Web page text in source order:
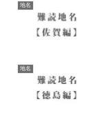
地名
地名